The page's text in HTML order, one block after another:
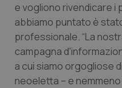
Valle D’Aosta
Veneto
Oncoematologia
Oncologia &
e vogliono rivendicare i
abbiamo puntato è
professionale. “La
campagna
a cui siamo orgogliose
neoeletta – e